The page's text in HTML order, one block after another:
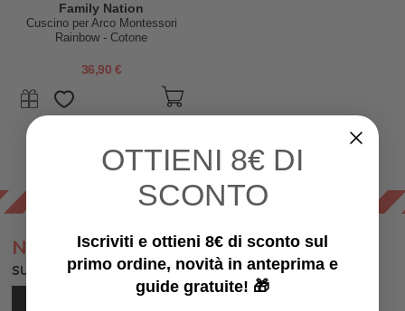
Family Nation
Cuscino per Arco Montessori
Rainbow - Cotone
36,90 €
NEWSLETTER
SUBITO PER TE SCONTI EXTRA E REGALI!
OTTIENI 8€ DI
SCONTO
Iscriviti e ottieni 8€ di sconto sul
primo ordine, novità in anteprima e
guide gratuite! 🎁